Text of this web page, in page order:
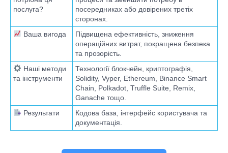
послуга?
посередниках або довірених третіх
сторонах.
Ваша вигода
Підвищена ефективність, зниження
операційних витрат, покращена безпека
та прозорість.
Наші методи
та інструменти
Технології блокчейн, криптографія,
Solidity, Vyper, Ethereum, Binance Smart
Chain, Polkadot, Truffle Suite, Remix,
Ganache тощо.
Результати
Кодова база, інтерфейс користувача та
документація.